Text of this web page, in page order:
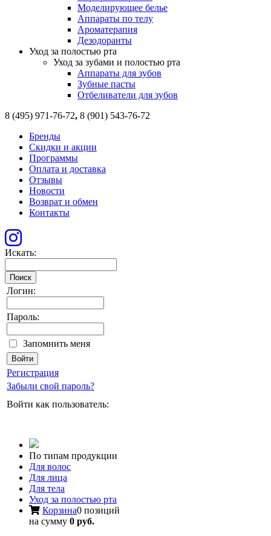
Моделирующее белье
Аппараты по телу
Ароматерапия
Дезодоранты
Уход за полостью рта
Уход за зубами и полостью рта
Аппараты для зубов
Зубные пасты
Отбеливатели для зубов
8 (495) 971-76-72, 8 (901) 543-76-72
Бренды
Скидки и акции
Программы
Оплата и доставка
Отзывы
Новости
Возврат и обмен
Контакты
Искать:
Поиск
Логин:
Пароль:
Запомнить меня
Регистрация
Забыли свой пароль?
Войти как пользователь:
По типам продукции
Для волос
Для лица
Для тела
Уход за полостью рта
Корзина0 позиций
на сумму 0 руб.